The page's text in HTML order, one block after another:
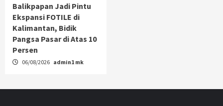
Balikpapan Jadi Pintu
Ekspansi FOTILE di
Kalimantan, Bidik
Pangsa Pasar di Atas 10
Persen
06/08/2026 admin1 mk